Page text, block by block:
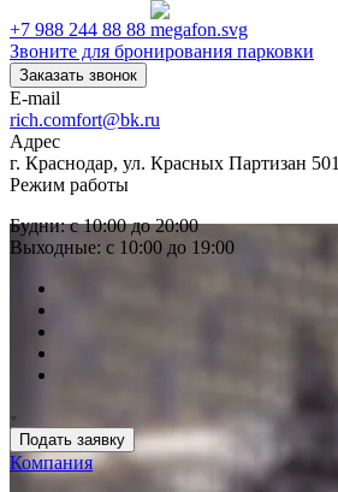
+7 988 244 88 88
Звоните для бронирования парковки
Заказать звонок
E-mail
rich.comfort@bk.ru
Адрес
г. Краснодар, ул. Красных Партизан 501
Режим работы
Будни: с 10:00 до 20:00
Выходные: с 10:00 до 19:00
Подать заявку
Компания